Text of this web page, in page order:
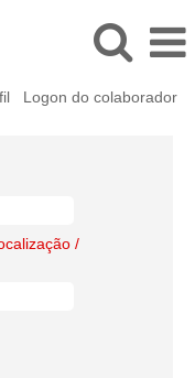
Logon do colaborador
/